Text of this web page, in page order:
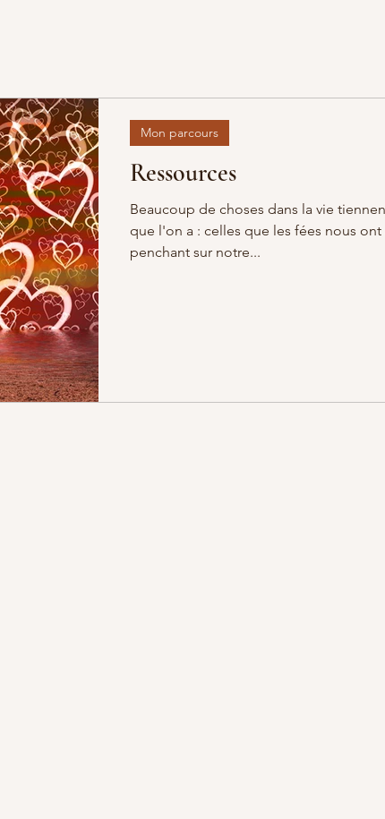
Ressources
Beaucoup de choses dans la vie
que l'on a : celles que les fées nous ont
penchant sur notre...
Mon parcours